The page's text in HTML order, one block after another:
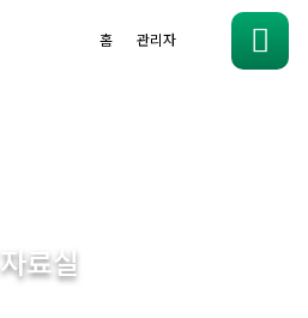
관리자
홈
자료실